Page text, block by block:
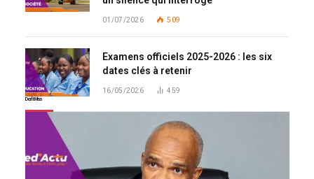
01/07/2026 509
Examens officiels 2025-2026 : les six
dates clés à retenir
16/05/2026 459
Don't Miss